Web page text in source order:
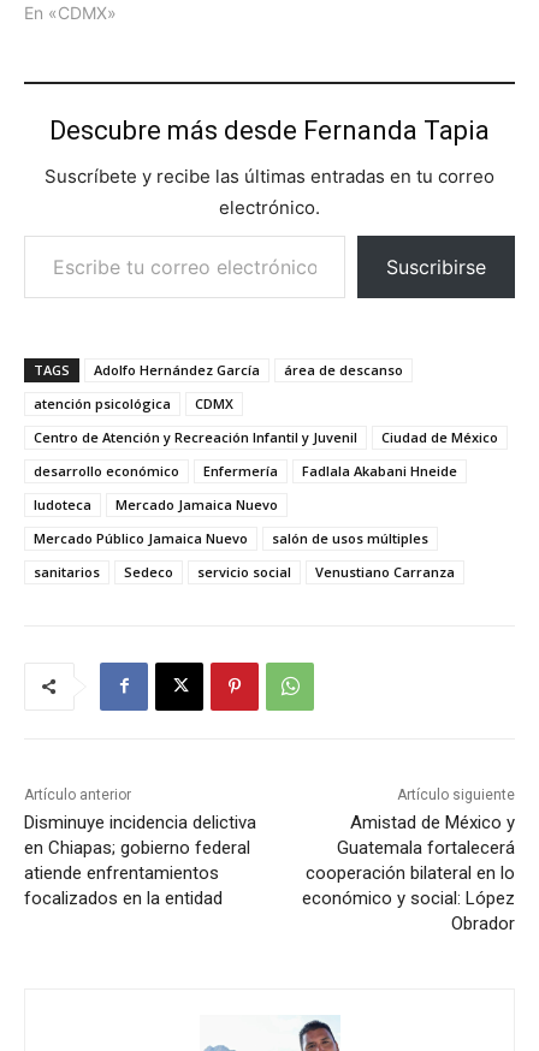
En «CDMX»
Descubre más desde Fernanda Tapia
Suscríbete y recibe las últimas entradas en tu correo
electrónico.
Escribe tu correo electrónico…
Suscribirse
TAGS Adolfo Hernández García
área de descanso
atención psicológica
CDMX
Centro de Atención y Recreación Infantil y Juvenil
Ciudad de México
desarrollo económico
Enfermería
Fadlala Akabani Hneide
ludoteca
Mercado Jamaica Nuevo
Mercado Público Jamaica Nuevo
salón de usos múltiples
sanitarios
Sedeco servicio social Venustiano Carranza
Artículo anterior
Disminuye incidencia delictiva
en Chiapas; gobierno federal
atiende enfrentamientos
focalizados en la entidad
Artículo siguiente
Amistad de México y
Guatemala fortalecerá
cooperación bilateral en lo
económico y social: López
Obrador